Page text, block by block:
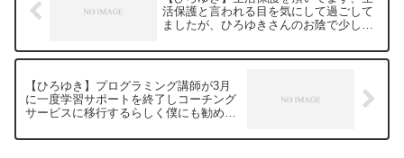
活保護と言われる目を気にして過ごして
ましたが、ひろゆきさんのお陰で少しだ
ひろゆき切り抜き 20240112
【ひろゆき】プログラミング講師が3月
に一度学習サポートを終了しコーチング
サービスに移行するらしく僕にも勧めて
ひろゆき切り抜き 20240112